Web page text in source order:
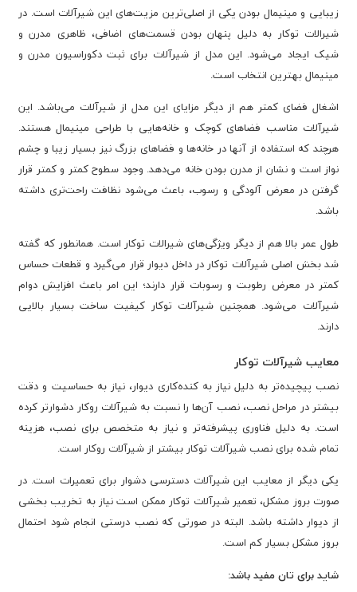
زیبایی و مینیمال بودن یکی از اصلی‌ترین مزیت‌های این شیرآلات است. در
شیرالات توکار به دلیل پنهان بودن قسمت‌های اضافی، ظاهری مدرن و
شیک ایجاد می‌شود. این مدل از شیرآلات برای ثبت دکوراسیون مدرن و
مینیمال بهترین انتخاب است.
اشغال فضای کمتر هم از دیگر مزایای این مدل از شیرآلات می‌باشد. این
شیرآلات مناسب فضاهای کوچک و خانه‌هایی با طراحی مینیمال هستند.
هرچند که استفاده از آنها در خانه‌ها و فضاهای بزرگ نیز بسیار زیبا و چشم
نواز است و نشان از مدرن بودن خانه می‌دهد. وجود سطوح کمتر و کمتر قرار
گرفتن در معرض آلودگی و رسوب، باعث می‌شود نظافت راحت‌تری داشته
باشد.
طول عمر بالا هم از دیگر ویژگی‌های شیرالات توکار است. همانطور که گفته
شد بخش اصلی شیرآلات توکار در داخل دیوار قرار می‌گیرد و قطعات حساس
کمتر در معرض رطوبت و رسوبات قرار دارند؛ این امر باعث افزایش دوام
شیرآلات می‌شود. همچنین شیرآلات توکار کیفیت ساخت بسیار بالایی
دارند.
معایب شیرآلات توکار
نصب پیچیده‌تر به دلیل نیاز به کنده‌کاری دیوار، نیاز به حساسیت و دقت
بیشتر در مراحل نصب، نصب آن‌ها را نسبت به شیرآلات روکار دشوارتر کرده
است. به دلیل فناوری پیشرفته‌تر و نیاز به متخصص برای نصب، هزینه
تمام شده برای نصب شیرآلات توکار بیشتر از شیرآلات روکار است.
یکی دیگر از معایب این شیرآلات دسترسی دشوار برای تعمیرات است. در
صورت بروز مشکل، تعمیر شیرآلات توکار ممکن است نیاز به تخریب بخشی
از دیوار داشته باشد. البته در صورتی که نصب درستی انجام شود احتمال
بروز مشکل بسیار کم است.
شاید برای تان مفید باشد: